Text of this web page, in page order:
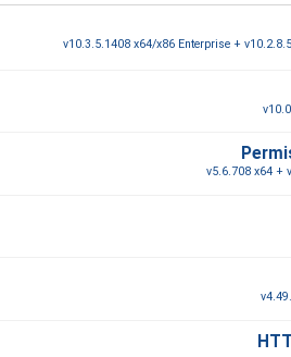
v10.3.5.1408 x64/x86 Enterprise +
v5.6.708 x64 +